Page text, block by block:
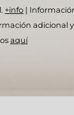
+info |
adicional y
aquí